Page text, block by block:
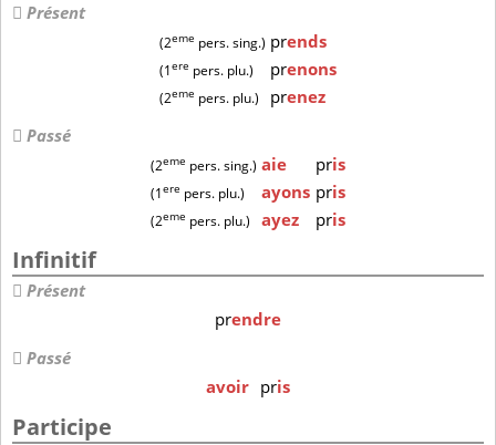
Présent
(2eme pers. sing.) prends
(1ere pers. plu.) prenons
(2eme pers. plu.) prenez
Passé
(2eme pers. sing.) aie pris
(1ere pers. plu.) ayons pris
(2eme pers. plu.) ayez pris
Infinitif
Présent
prendre
Passé
avoir pris
Participe